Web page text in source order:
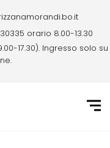
orario 8.00-13.30
17.30). Ingresso solo su